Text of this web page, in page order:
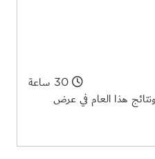
30 ساعة
هذا العام في عرض